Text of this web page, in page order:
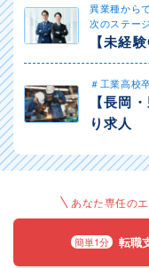
異業種から
次のステージ
【未経
＃工業高校
【長岡
り求人
あなた専任の
簡単1分 転職